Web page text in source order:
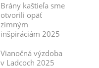
Brány kaštieľa sme
otvorili opäť
zimným
inšpiráciám 2025
Vianočná výzdoba
v Ladcoch 2025